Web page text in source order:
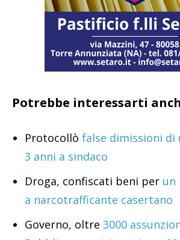
Potrebbe interessarti
Protocollò false dimissioni di
3 anni a sindaco
Droga, confiscati beni per un
a narcotrafficante casertano
Governo, oltre 3000